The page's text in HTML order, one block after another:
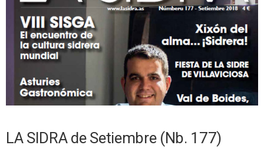
LA SIDRA de Setiembre (Nb. 177)